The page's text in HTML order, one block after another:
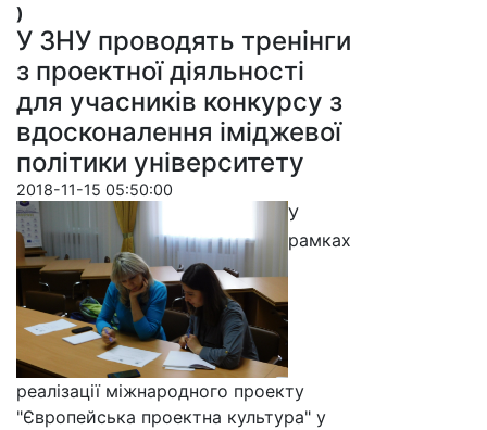
)
У ЗНУ проводять тренінги
з проектної діяльності
для учасників конкурсу з
вдосконалення іміджевої
політики університету
2018-11-15 05:50:00
У
рамках
реалізації міжнародного проекту
"Європейська проектна культура" у